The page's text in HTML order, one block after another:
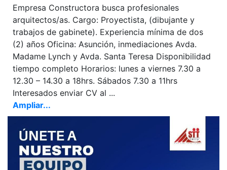
Empresa Constructora busca profesionales
arquitectos/as. Cargo: Proyectista, (dibujante y
trabajos de gabinete). Experiencia mínima de dos
(2) años Oficina: Asunción, inmediaciones Avda.
Madame Lynch y Avda. Santa Teresa Disponibilidad
tiempo completo Horarios: lunes a viernes 7.30 a
12.30 – 14.30 a 18hrs. Sábados 7.30 a 11hrs
Interesados enviar CV al ...
Ampliar...